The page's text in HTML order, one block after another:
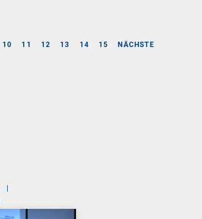
10 11 12 13 14 15 NÄCHSTE
|